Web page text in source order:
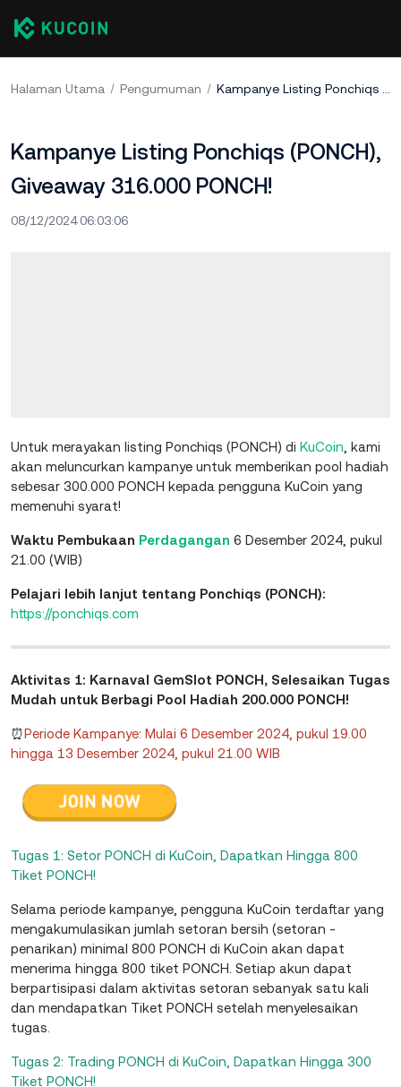
Halaman Utama Pengumuman Kampanye Listing Ponchiqs (PONCH), Giveaway 316.000 PONCH!
Kampanye Listing Ponchiqs (PONCH),
Giveaway 316.000 PONCH!
08/12/2024 06:03:06
Untuk merayakan listing Ponchiqs (PONCH) di KuCoin , kami
akan meluncurkan kampanye untuk memberikan pool hadiah
sebesar 300.000 PONCH kepada pengguna KuCoin yang
memenuhi syarat!
Waktu Pembukaan Perdagangan 6 Desember 2024, pukul
21.00 (WIB)
Pelajari lebih lanjut tentang Ponchiqs (PONCH):
https://ponchiqs.com
Aktivitas 1: Karnaval GemSlot PONCH, Selesaikan Tugas
Mudah untuk Berbagi Pool Hadiah 200.000 PONCH!
⏰Periode Kampanye: Mulai 6 Desember 2024, pukul 19.00
hingga 13 Desember 2024, pukul 21.00 WIB
Tugas 1: Setor PONCH di KuCoin, Dapatkan Hingga 800
Tiket PONCH!
Selama periode kampanye, pengguna KuCoin terdaftar yang
mengakumulasikan jumlah setoran bersih (setoran -
penarikan) minimal 800 PONCH di KuCoin akan dapat
menerima hingga 800 tiket PONCH. Setiap akun dapat
berpartisipasi dalam aktivitas setoran sebanyak satu kali
dan mendapatkan Tiket PONCH setelah menyelesaikan
tugas.
Tugas 2: Trading PONCH di KuCoin, Dapatkan Hingga 300
Tiket PONCH!